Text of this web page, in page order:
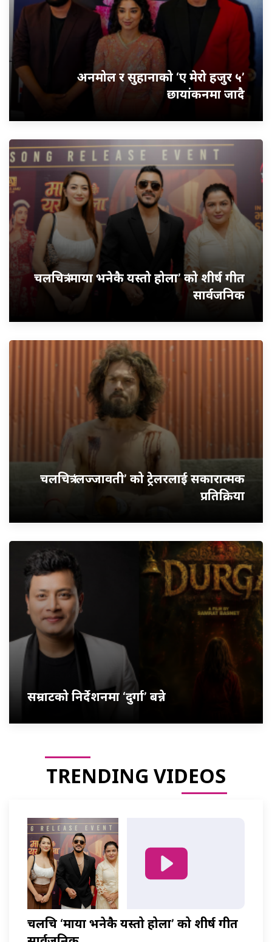
अनमोल र सुहानाको ‘ए मेरो हजुर ५’
छायांकनमा जादै
चलचित्र ‘माया भनेकै यस्तो होला’ को शीर्ष गीत
सार्वजनिक
चलचित्र ‘लज्जावती’ को ट्रेलरलाई सकारात्मक
प्रतिक्रिया
सम्राटको निर्देशनमा ‘दुर्गा’ बन्ने
TRENDING VIDEOS
चलचित्र ‘माया भनेकै यस्तो होला’ को शीर्ष गीत